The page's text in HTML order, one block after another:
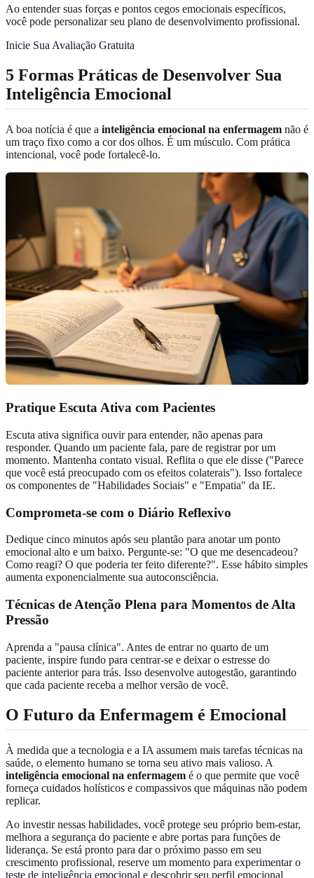
Ao entender suas forças e pontos cegos emocionais específicos,
você pode personalizar seu plano de desenvolvimento profissional.
Inicie Sua Avaliação Gratuita
5 Formas Práticas de Desenvolver Sua
Inteligência Emocional
A boa notícia é que a inteligência emocional na enfermagem não é
um traço fixo como a cor dos olhos. É um músculo. Com prática
intencional, você pode fortalecê-lo.
Pratique Escuta Ativa com Pacientes
Escuta ativa significa ouvir para entender, não apenas para
responder. Quando um paciente fala, pare de registrar por um
momento. Mantenha contato visual. Reflita o que ele disse ("Parece
que você está preocupado com os efeitos colaterais"). Isso fortalece
os componentes de "Habilidades Sociais" e "Empatia" da IE.
Comprometa-se com o Diário Reflexivo
Dedique cinco minutos após seu plantão para anotar um ponto
emocional alto e um baixo. Pergunte-se: "O que me desencadeou?
Como reagi? O que poderia ter feito diferente?". Esse hábito simples
aumenta exponencialmente sua autoconsciência.
Técnicas de Atenção Plena para Momentos de Alta
Pressão
Aprenda a "pausa clínica". Antes de entrar no quarto de um
paciente, inspire fundo para centrar-se e deixar o estresse do
paciente anterior para trás. Isso desenvolve autogestão, garantindo
que cada paciente receba a melhor versão de você.
O Futuro da Enfermagem é Emocional
À medida que a tecnologia e a IA assumem mais tarefas técnicas na
saúde, o elemento humano se torna seu ativo mais valioso. A
inteligência emocional na enfermagem é o que permite que você
forneça cuidados holísticos e compassivos que máquinas não podem
replicar.
Ao investir nessas habilidades, você protege seu próprio bem-estar,
melhora a segurança do paciente e abre portas para funções de
liderança. Se está pronto para dar o próximo passo em seu
crescimento profissional, reserve um momento para experimentar o
teste de inteligência emocional e descobrir seu perfil emocional